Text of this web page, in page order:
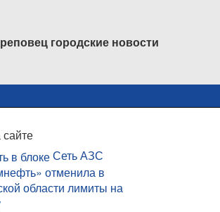
городские новости
Сеть АЗС
отменила в
области лимиты на